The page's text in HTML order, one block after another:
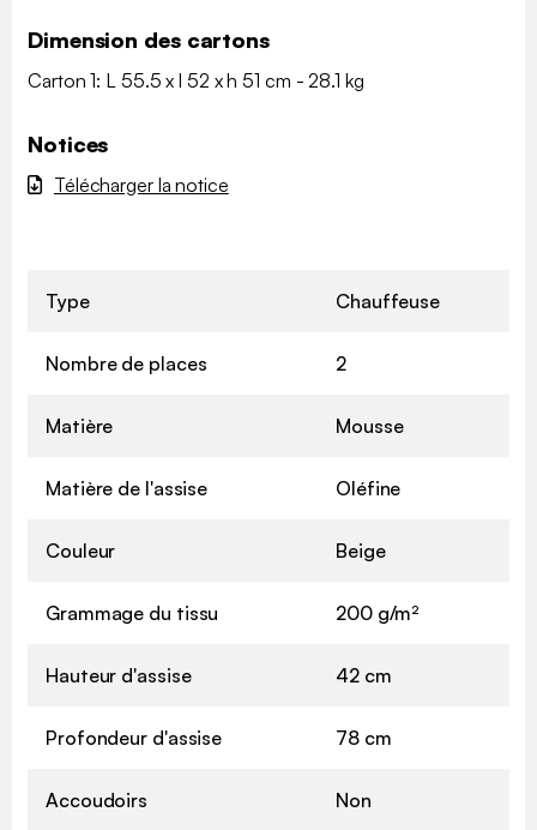
Dimension des cartons
Carton 1: L 55.5 x l 52 x h 51 cm - 28.1 kg
Notices
Télécharger la notice
Type Chauffeuse
Nombre de places 2
Matière Mousse
Matière de l'assise Oléfine
Couleur Beige
Grammage du tissu 200 g/m²
Hauteur d'assise 42 cm
Profondeur d'assise 78 cm
Accoudoirs Non